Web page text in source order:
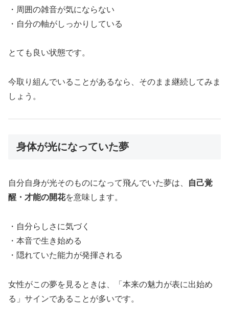
・周囲の雑音が気にならない
・自分の軸がしっかりしている
とても良い状態です。
今取り組んでいることがあるなら、そのまま継続してみま
しょう。
身体が光になっていた夢
自分自身が光そのものになって飛んでいた夢は、
自己覚
醒・才能の開花を意味します。
・自分らしさに気づく
・本音で生き始める
・隠れていた能力が発揮される
女性がこの夢を見るときは、「本来の魅力が表に出始め
る」サインであることが多いです。